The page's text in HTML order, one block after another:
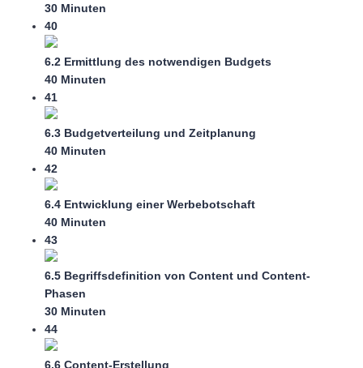
30 Minuten
40
6.2 Ermittlung des notwendigen Budgets
40 Minuten
41
6.3 Budgetverteilung und Zeitplanung
40 Minuten
42
6.4 Entwicklung einer Werbebotschaft
40 Minuten
43
6.5 Begriffsdefinition von Content und Content-
Phasen
30 Minuten
44
6.6 Content-Erstellung